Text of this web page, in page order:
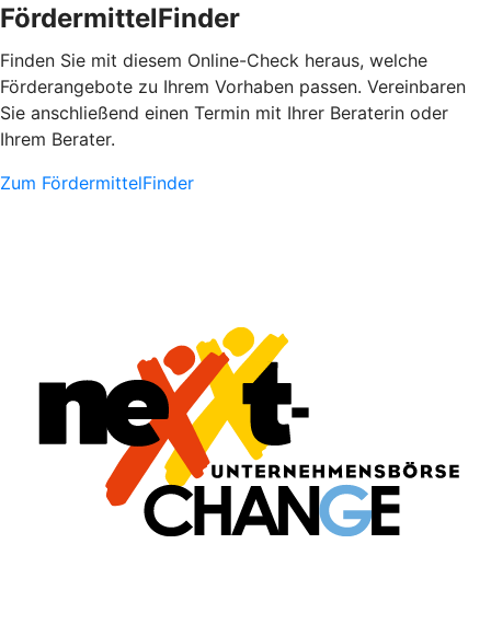
FördermittelFinder
Finden Sie mit diesem Online-Check heraus, welche
Förderangebote zu Ihrem Vorhaben passen. Vereinbaren
Sie anschließend einen Termin mit Ihrer Beraterin oder
Ihrem Berater.
Zum FördermittelFinder